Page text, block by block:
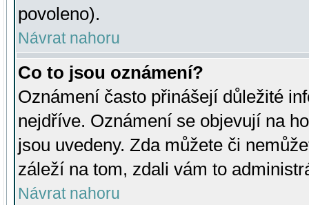
povoleno).
Návrat nahoru
Co to jsou oznámení?
Oznámení často přinášejí důležité
nejdříve. Oznámení se objevují na
jsou uvedeny. Zda můžete či
záleží na tom, zdali vám to
Návrat nahoru